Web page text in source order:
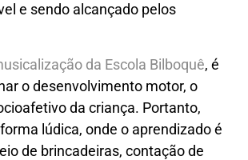
e sendo alcançado pelos
da Escola Bilboquê, é
o desenvolvimento motor, o
da criança. Portanto,
lúdica, onde o aprendizado é
de brincadeiras, contação de